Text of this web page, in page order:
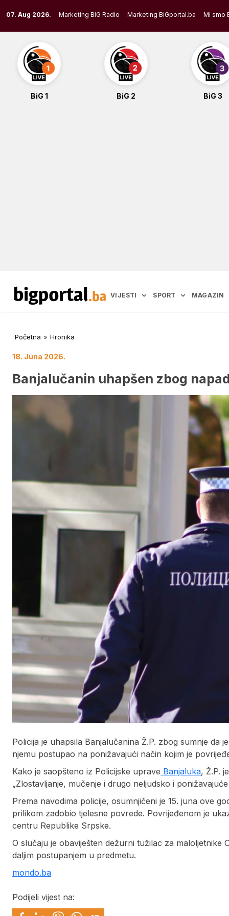
to
content
07. Aug 2026. Marketing BIG Radio Marketing BiGportal.ba Mi smo
BiG 1 BiG 2 BiG 3
VIJESTI SPORT MAGAZIN
Početna » Hronika
18. Juna 2026.
Banjalučanin uhapšen zbog
Policija je uhapsila Banjalučanina Ž.P. zbog sumnje
njemu postupao na ponižavajući način kojim je
Kako je saopšteno iz Policijske uprave Banjaluka, Ž.P.
„Zlostavljanje, mučenje i drugo neljudsko i
Prema navodima policije, osumnjičeni je 15. juna ove
prilikom zadobio tjelesne povrede. Povrijeđenom je
centru Republike Srpske.
O slučaju je obaviješten dežurni tužilac za
daljim postupanjem u predmetu.
mondo.ba
Podijeli vijest na: